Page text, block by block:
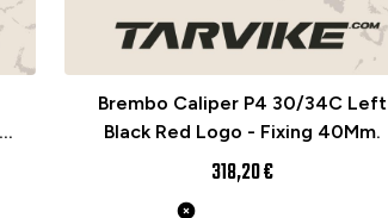
Brembo Caliper P4 30/34C Left
Black Red Logo - Fixing 40Mm.
318,20 €